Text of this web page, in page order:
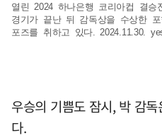
열린 2024 하나은행 코리아컵 결승
경기가 끝난 뒤 감독상을 수상한
포즈를 취하고 있다. 2024.11.30.
우승의 기쁨도 잠시, 박 감
다.